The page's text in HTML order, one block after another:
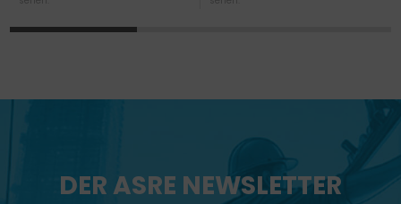
DER ASRE NEWSLETTER